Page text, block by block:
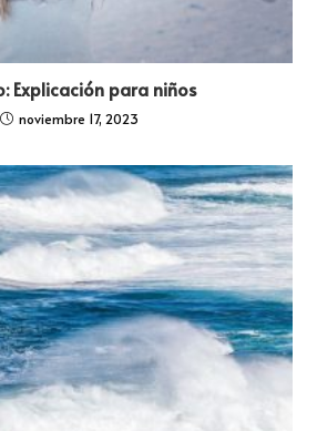
Explicación para niños
noviembre 17, 2023